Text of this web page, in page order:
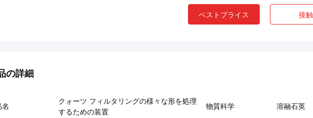
ベストプライス 接触
の詳細
クォーツ フィルタリングの様々な形を処理
するための装置
物質科学 溶融石英